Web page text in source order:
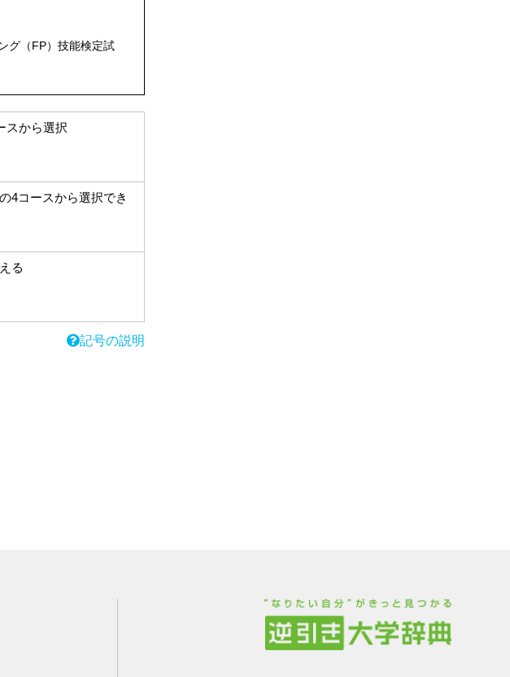
グ（FP）技能検定試
スから選択
4コースから選択でき
る
記号の説明